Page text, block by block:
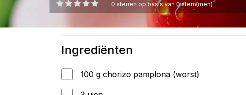
0 sterren op basis van 0stem(men)
Ingrediënten
100 g chorizo pamplona (worst)